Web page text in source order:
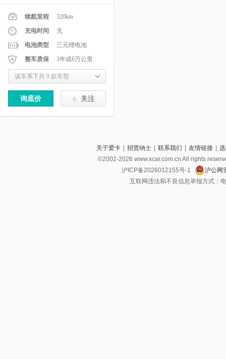
续航里程
320km
充电时间
无
电池类型
三元锂电池
整车质保
3年或6万公里
该车系下共 0 款车型
询底价 关注
关于爱卡 招贤纳士 联系我们 友情链接
©2002-2026 www.xcar.com.cn All rights
沪ICP备2026012155号-1
沪公网
互联网违法和不良信息举报方式：